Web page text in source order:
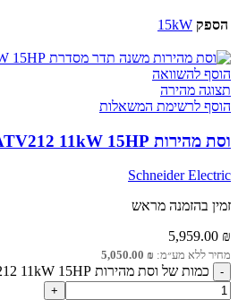
הספק 15kW
הוסף להשוואה
תצוגה מהירה
הוסף לרשימת המשאלות
וסת מהירות ATV212 11kW 15HP
Schneider Electric
זמין בהזמנה מראש
5,959.00 ₪
מחיר ללא מע״מ: 5,050.00 ₪
כמות של וסת מהירות ATV212 11kW 15HP